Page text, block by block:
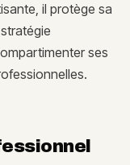
il protège sa
ses